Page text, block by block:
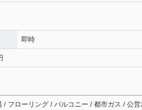
即時
フローリング / バルコニー / 都市ガス / 公営